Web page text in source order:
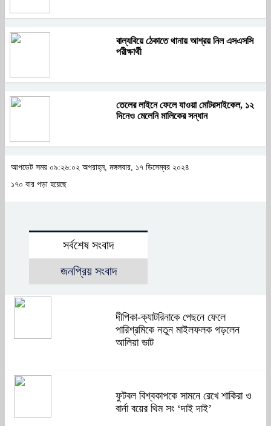
বাল্যবিয়ে ঠেকাতে থানায় আশ্রয় নিল এসএসসি
পরীক্ষার্থী
তেলের লাইনে ফেলে যাওয়া মোটরসাইকেল, ১২
দিনেও মেলেনি মালিকের সন্ধান
আপডেট সময় ০৯:২৬:০২ অপরাহ্ন, মঙ্গলবার, ১৭ ডিসেম্বর ২০২৪
১৭০ বার পড়া হয়েছে
সর্বশেষ সংবাদ
জনপ্রিয় সংবাদ
দীপিকা-ক্যাটরিনাকে পেছনে ফেলে
পারিশ্রমিকে নতুন মাইলফলক গড়লেন
আলিয়া ভাট
ফুটবল বিশ্বকাপকে সামনে রেখে শাকিরা ও
বার্না বয়ের থিম সং ‘দাই দাই’